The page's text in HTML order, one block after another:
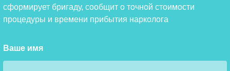
сформирует бригаду, сообщит о точной стоимости
процедуры и времени прибытия нарколога
Ваше имя